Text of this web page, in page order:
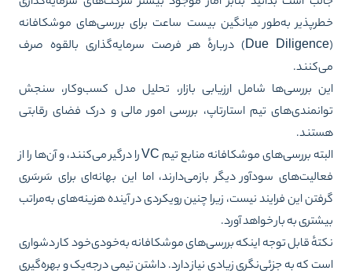
به‌طور میانگین بیست ساعت برای بررسی‌های موشکافانه
(Due Diligence) دربارهٔ هر فرصت سرمایه‌گذاری بالقوه صرف
بررسی‌ها شامل ارزیابی بازار، تحلیل مدل کسب‌وکار، سنجش
تیم استارتاپ، بررسی امور مالی و درک فضای رقابتی
البته بررسی‌های موشکافانه منابع تیم VC را درگیر می‌کنند، و آن‌ها را از
سودآور دیگر بازمی‌دارند، اما این بهانه‌ای برای سَرسَری
این فرایند نیست، زیرا چنین رویکردی در آینده هزینه‌های به‌مراتب
به بار خواهد آورد.
قابل توجه اینکه بررسی‌های موشکافانه به‌خودی‌خود کار دشواری
که به جزئی‌نگری زیادی نیاز دارد. داشتن تیمی درجه‌یک و بهره‌گیری